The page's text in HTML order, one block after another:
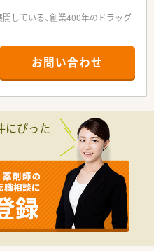
している、創業400年のドラッグ
じています。
風で、なによりも社員の「こう
を大切にされております。
モール内に位置しております！就
可能です♪
箋が来る店舗です。幅広い処方
す◎
舗ですので、OTCだけでなく調剤
は家族手当がございます
がｇぞあいます
お問い合わせ
にぴった